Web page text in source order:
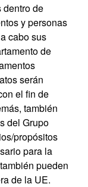
dentro de
y personas
cabo sus
de
serán
el fin de
también
del Grupo
propósitos
para la
pueden
de la UE.